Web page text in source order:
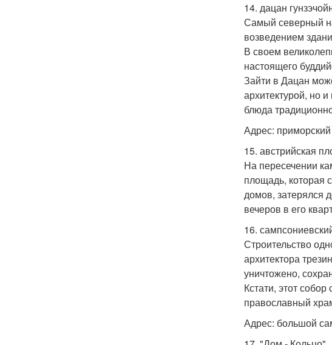
14. дацан
Самый северный
возведением
В своем
настоящего
Зайти в Дацан
архитектурой, но
блюда
Адрес:
15. австрийская
На пересечении
площадь, которая
домов, затерялся
вечеров в его
16.
Строительство
архитектора
уничтожено,
Кстати, этот
православный
Адрес: большой